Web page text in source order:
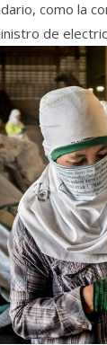
como la
de